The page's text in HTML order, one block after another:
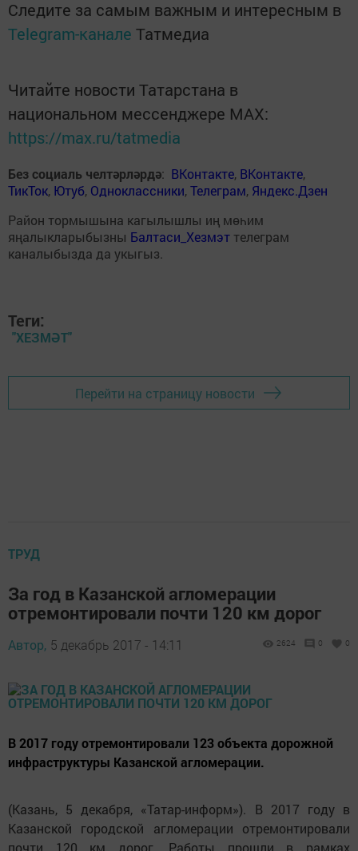
Следите за самым важным и интересным в
Telegram-канале Татмедиа
Читайте новости Татарстана в
национальном мессенджере MАХ:
https://max.ru/tatmedia
Без социаль челтәрләрдә: ВКонтакте, ВКонтакте,
ТикТок, Ютуб, Одноклассники,Телеграм, Яндекс.Дзен
Район тормышына кагылышлы иң мөһим
яңалыкларыбызны Балтаси_Хезмэт телеграм
каналыбызда да укыгыз.
Теги:
"ХЕЗМӘТ"
Перейти на страницу новости
ТРУД
За год в Казанской агломерации
отремонтировали почти 120 км дорог
Автор, 5 декабрь 2017 - 14:11 2624 0 0
В 2017 году отремонтировали 123 объекта дорожной
инфраструктуры Казанской агломерации.
(Казань, 5 декабря, «Татар-информ»). В 2017 году в
Казанской городской агломерации отремонтировали
почти 120 км дорог. Работы прошли в рамках